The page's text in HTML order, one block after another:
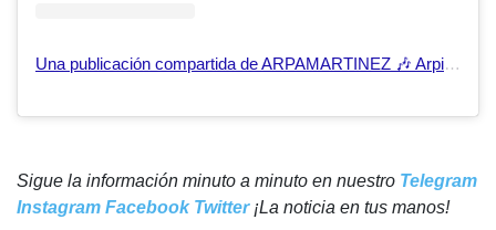
Una publicación compartida de ARPAMARTINEZ 🎶 Arpista (@arpamartinez)
Sigue la información minuto a minuto en nuestro Telegram
Instagram Facebook Twitter¡La noticia en tus manos!